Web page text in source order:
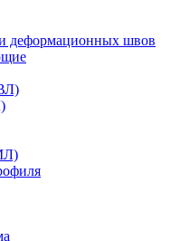
деформационных швов